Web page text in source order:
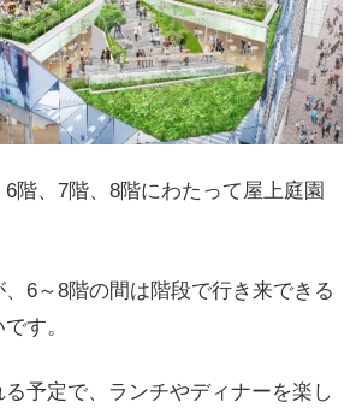
階、7階、8階にわたって屋上庭園
6～8階の間は階段で行き来できる
す。
予定で、ランチやディナーを楽し